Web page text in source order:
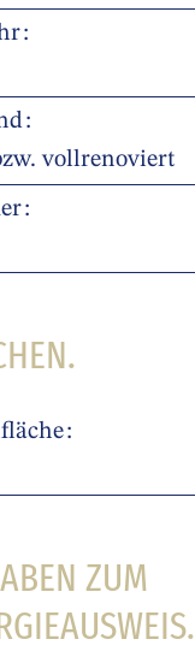
vollrenoviert
ZUM